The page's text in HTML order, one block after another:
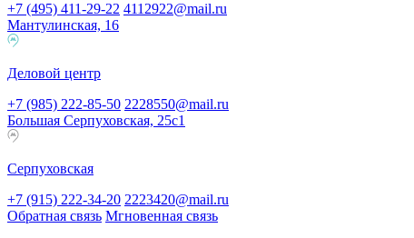
+7 (495) 411-29-22 4112922@mail.ru
Мантулинская, 16
Деловой центр
+7 (985) 222-85-50 2228550@mail.ru
Большая Серпуховская, 25с1
Серпуховская
+7 (915) 222-34-20 2223420@mail.ru
Обратная связь Мгновенная связь